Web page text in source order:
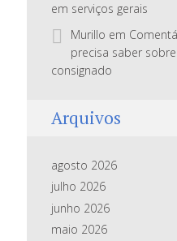
em serviços gerais
Murillo em
precisa saber
consignado
Arquivos
agosto 2026
julho 2026
junho 2026
maio 2026